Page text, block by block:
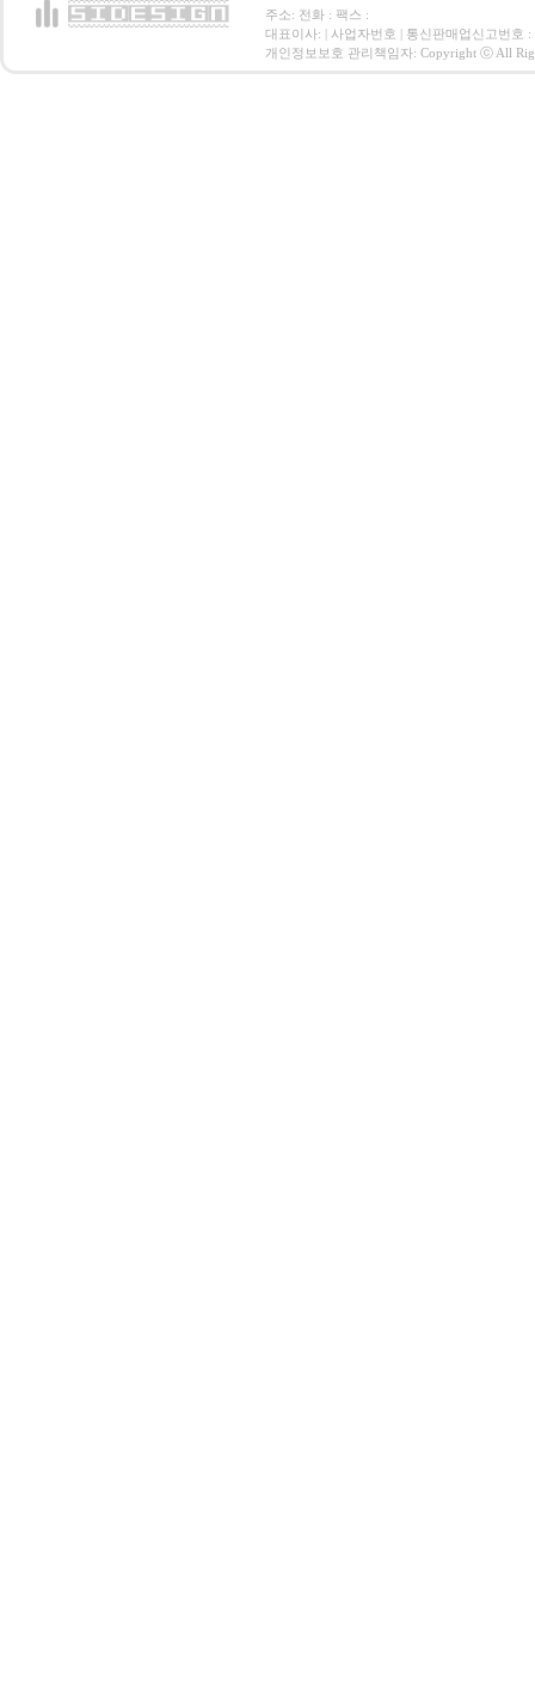
주소: 전화 : 팩스 :
대표이사: | 사업자번호 | 통신판매업신고번호 :
개인정보보호 관리책임자: Copyright ⓒ All